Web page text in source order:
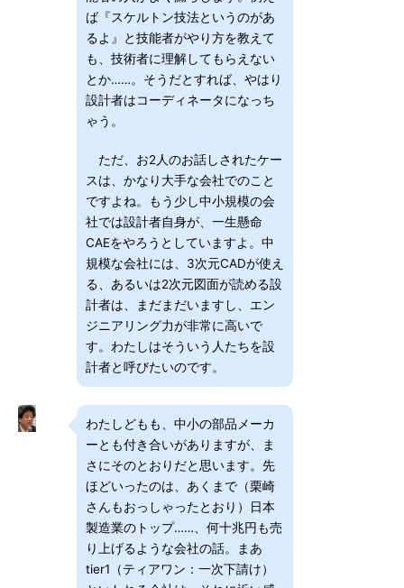
ば『スケルトン技法というのがあ
るよ』と技能者がやり方を教えて
も、技術者に理解してもらえない
とか……。そうだとすれば、やはり
設計者はコーディネータになっち
ゃう。
ただ、お2人のお話しされたケー
スは、かなり大手な会社でのこと
ですよね。もう少し中小規模の会
社では設計者自身が、一生懸命
CAEをやろうとしていますよ。中
規模な会社には、3次元CADが使え
る、あるいは2次元図面が読める設
計者は、まだまだいますし、エン
ジニアリング力が非常に高いで
す。わたしはそういう人たちを設
計者と呼びたいのです。
わたしどもも、中小の部品メーカ
ーとも付き合いがありますが、ま
さにそのとおりだと思います。先
ほどいったのは、あくまで（栗崎
さんもおっしゃったとおり）日本
製造業のトップ……、何十兆円も売
り上げるような会社の話。まあ
tier1（ティアワン：一次下請け）